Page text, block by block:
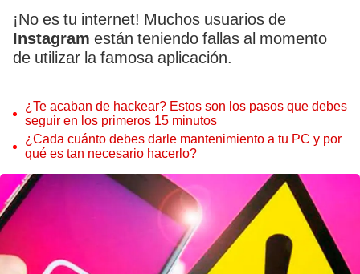
¡No es tu internet! Muchos usuarios de
Instagram están teniendo fallas al momento
de utilizar la famosa aplicación.
¿Te acaban de hackear? Estos son los pasos que debes
seguir en los primeros 15 minutos
¿Cada cuánto debes darle mantenimiento a tu PC y por
qué es tan necesario hacerlo?